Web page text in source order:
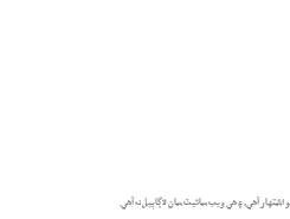
آهي، ۽ هي ويب سائيٽ سان لاڳاپيل نه آهي.